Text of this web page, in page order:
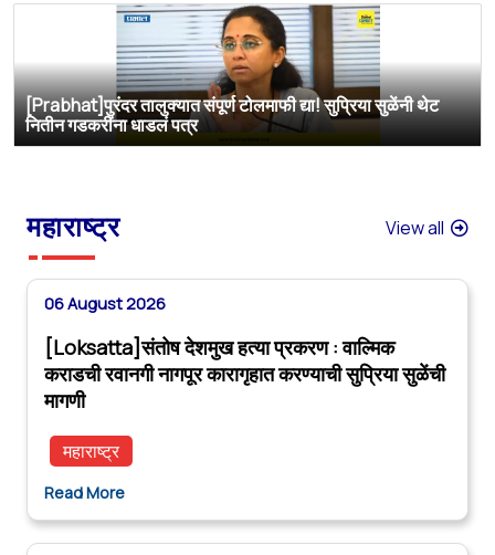
[Prabhat]पुरंदर तालुक्यात संपूर्ण टोलमाफी द्या! सुप्रिया सुळेंनी थेट
नितीन गडकरींना धाडलं पत्र
महाराष्ट्र View all
06 August 2026
[Loksatta]संतोष देशमुख हत्या प्रकरण : वाल्मिक
कराडची रवानगी नागपूर कारागृहात करण्याची सुप्रिया सुळेंची
मागणी
महाराष्ट्र
Read More